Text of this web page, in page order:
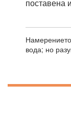
поставена
вода; но